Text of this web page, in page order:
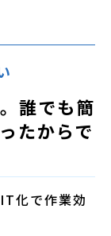
誰でも簡
たからで
化で作業効